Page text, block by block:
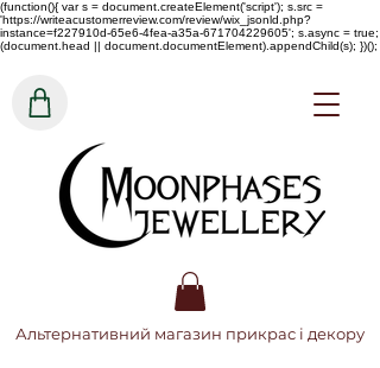
(function(){ var s = document.createElement('script'); s.src =
'https://writeacustomerreview.com/review/wix_jsonld.php?
instance=f227910d-65e6-4fea-a35a-671704229605'; s.async = true;
(document.head || document.documentElement).appendChild(s); })();
Альтернативний магазин прикрас і декору